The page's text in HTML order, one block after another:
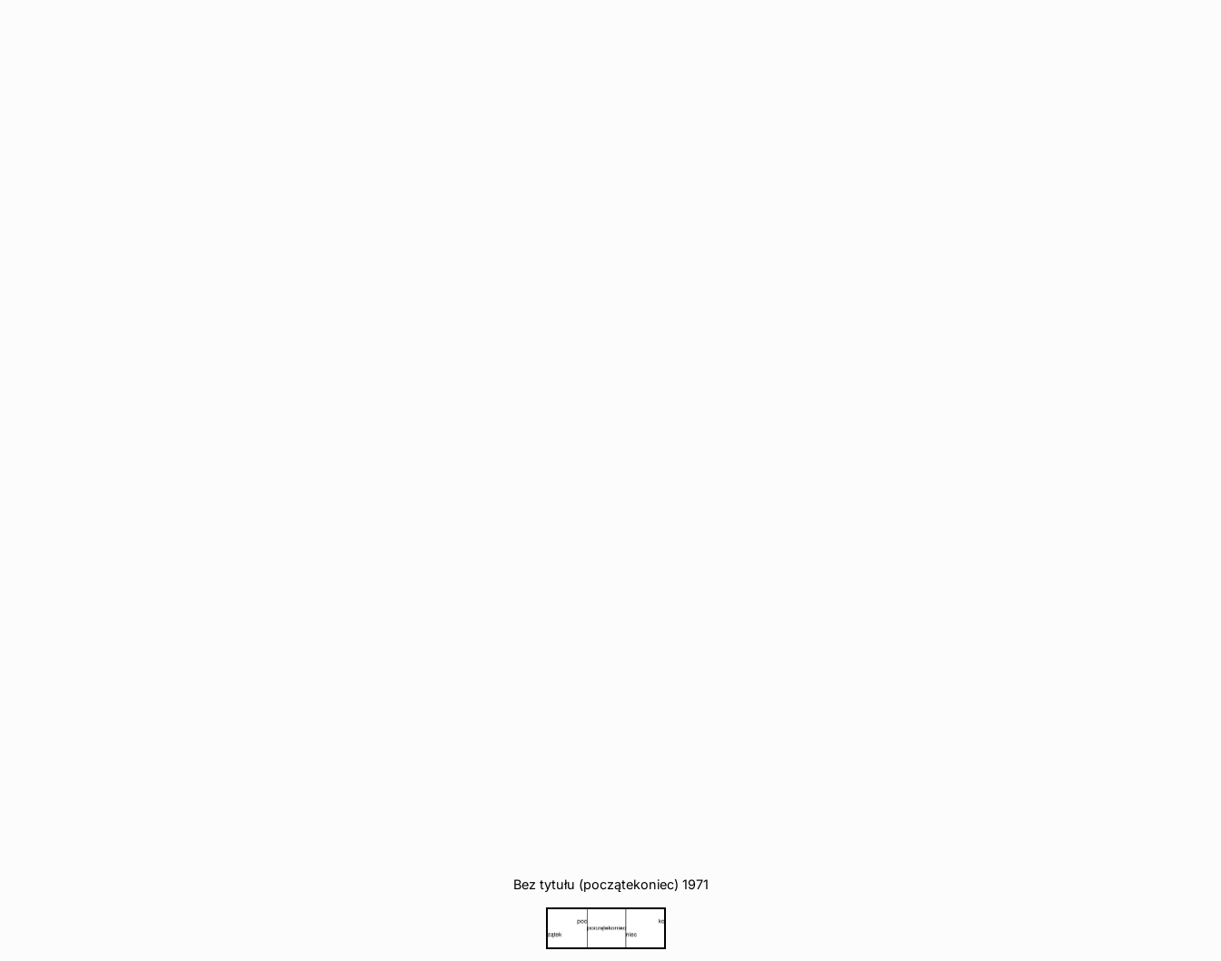
Bez tytułu (początekoniec) 1971